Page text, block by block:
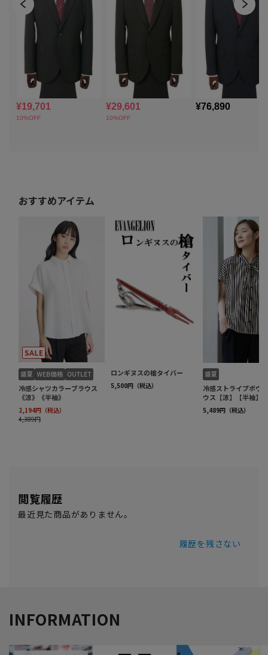
閲覧履歴
最近見た商品がありません。
履歴を残さない
INFORMATION